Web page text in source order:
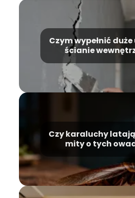
Czym wypełnić
ścianie
Poradnik krok po
Czy karaluchy
mity o tych